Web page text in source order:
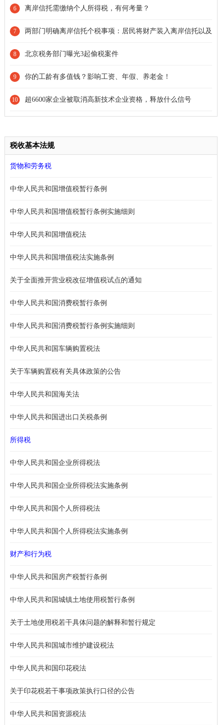
额抬高
6 离岸信托需缴纳个人所得税，有何考量？
7 两部门明确离岸信托个税事项：居民将财产装入离岸信托以及
离岸信托存续期间产生的收益，需按照规定申报缴纳个人所得税
8 北京税务部门曝光3起偷税案件
9 你的工龄有多值钱？影响工资、年假、养老金！
10 超6600家企业被取消高新技术企业资格，释放什么信号
税收基本法规
货物和劳务税
中华人民共和国增值税暂行条例
中华人民共和国增值税暂行条例实施细则
中华人民共和国增值税法
中华人民共和国增值税法实施条例
关于全面推开营业税改征增值税试点的通知
中华人民共和国消费税暂行条例
中华人民共和国消费税暂行条例实施细则
中华人民共和国车辆购置税法
关于车辆购置税有关具体政策的公告
中华人民共和国海关法
中华人民共和国进出口关税条例
所得税
中华人民共和国企业所得税法
中华人民共和国企业所得税法实施条例
中华人民共和国个人所得税法
中华人民共和国个人所得税法实施条例
财产和行为税
中华人民共和国房产税暂行条例
中华人民共和国城镇土地使用税暂行条例
关于土地使用税若干具体问题的解释和暂行规定
中华人民共和国城市维护建设税法
中华人民共和国印花税法
关于印花税若干事项政策执行口径的公告
中华人民共和国资源税法